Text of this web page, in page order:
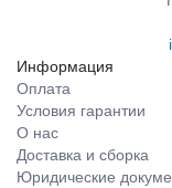
Информация
Оплата
Условия гарантии
О нас
Доставка и сборка
Юридические